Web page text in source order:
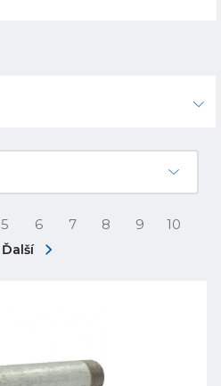
5 6 7 8 9 10
Ďalší